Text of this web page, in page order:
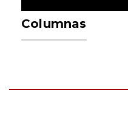
Columnas